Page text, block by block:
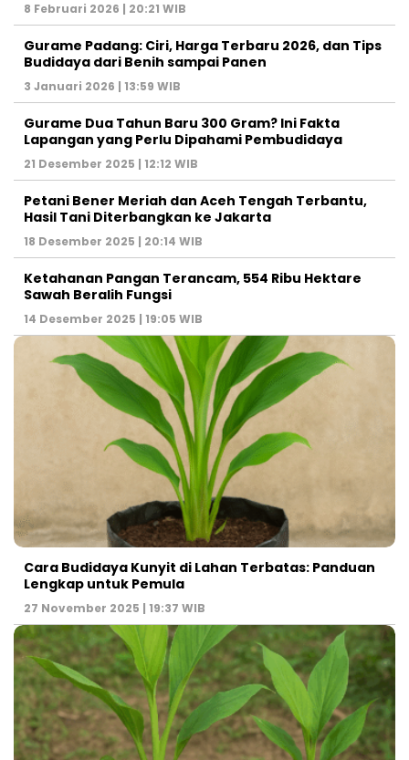
8 Februari 2026 | 20:21 WIB
Gurame Padang: Ciri, Harga Terbaru 2026, dan Tips
Budidaya dari Benih sampai Panen
3 Januari 2026 | 13:59 WIB
Gurame Dua Tahun Baru 300 Gram? Ini Fakta
Lapangan yang Perlu Dipahami Pembudidaya
21 Desember 2025 | 12:12 WIB
Petani Bener Meriah dan Aceh Tengah Terbantu,
Hasil Tani Diterbangkan ke Jakarta
18 Desember 2025 | 20:14 WIB
Ketahanan Pangan Terancam, 554 Ribu Hektare
Sawah Beralih Fungsi
14 Desember 2025 | 19:05 WIB
Cara Budidaya Kunyit di Lahan Terbatas: Panduan
Lengkap untuk Pemula
27 November 2025 | 19:37 WIB